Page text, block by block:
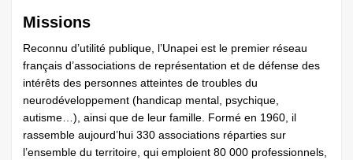
Missions
Reconnu d’utilité publique, l’Unapei est le premier réseau
français d’associations de représentation et de défense des
intérêts des personnes atteintes de troubles du
neurodéveloppement (handicap mental, psychique,
autisme…), ainsi que de leur famille. Formé en 1960, il
rassemble aujourd’hui 330 associations réparties sur
l’ensemble du territoire, qui emploient 80 000 professionnels,